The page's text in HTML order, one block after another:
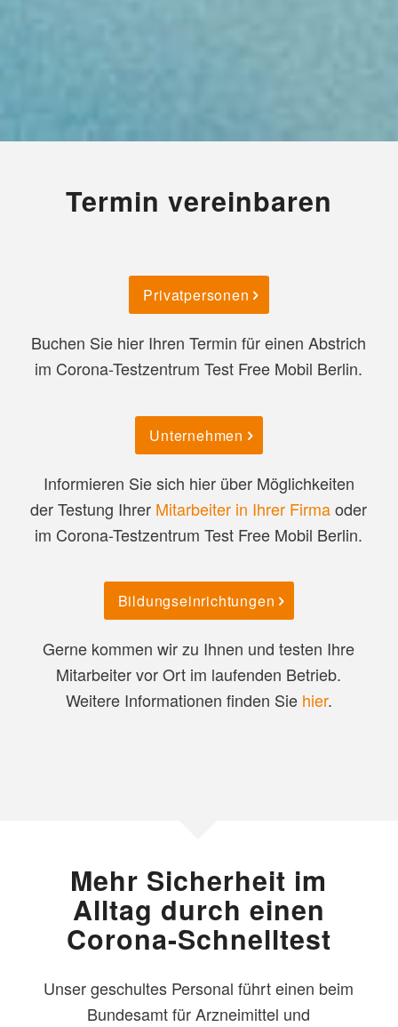
Termin vereinbaren
Privatpersonen
Buchen Sie hier Ihren Termin für einen Abstrich
im Corona-Testzentrum Test Free Mobil Berlin.
Unternehmen
Informieren Sie sich hier über Möglichkeiten
der Testung Ihrer Mitarbeiter in Ihrer Firmaoder
im Corona-Testzentrum Test Free Mobil Berlin.
Bildungseinrichtungen
Gerne kommen wir zu Ihnen und testen Ihre
Mitarbeiter vor Ort im laufenden Betrieb.
Weitere Informationen finden Sie hier.
Mehr Sicherheit im
Alltag durch einen
Corona-Schnelltest
Unser geschultes Personal führt einen beim
Bundesamt für Arzneimittel und